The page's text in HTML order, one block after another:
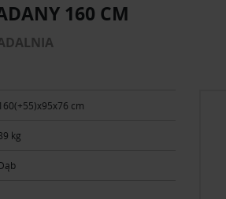
160 CM
cm
kg